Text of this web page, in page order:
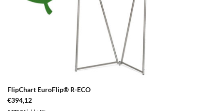
FlipChart EuroFlip® R-ECO
€394,12